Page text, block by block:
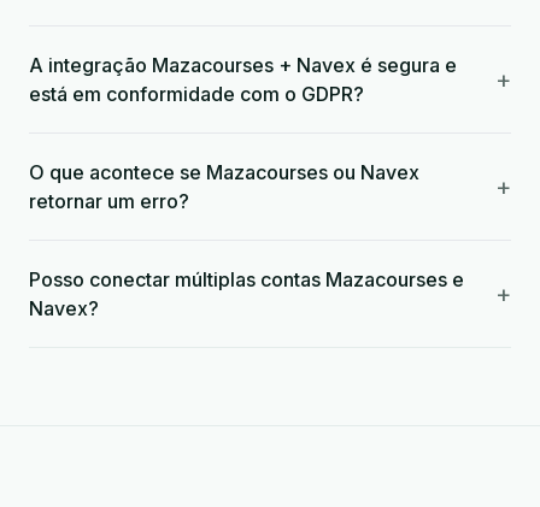
A integração Mazacourses + Navex é segura e
está em conformidade com o GDPR?
+
O que acontece se Mazacourses ou Navex
retornar um erro?
+
Posso conectar múltiplas contas Mazacourses e
Navex?
+